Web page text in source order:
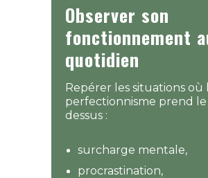
Observer son
fonctionnement
quotidien
Repérer les situations où
perfectionnisme prend le
dessus :
surcharge mentale,
procrastination,